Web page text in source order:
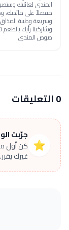
المندي لعائلتك
مفضلاً على
وسريعة وطيبة المذاق
وشاركينا رأيك
صوص المندي
0 التعليقات
⭐
جرّبت
كن أول
غيرك يقرر.